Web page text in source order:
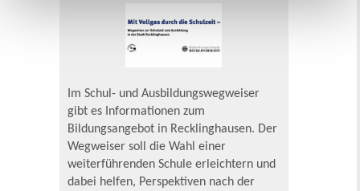
Im Schul- und Ausbildungswegweiser
gibt es Informationen zum
Bildungsangebot in Recklinghausen. Der
Wegweiser soll die Wahl einer
weiterführenden Schule erleichtern und
dabei helfen, Perspektiven nach der